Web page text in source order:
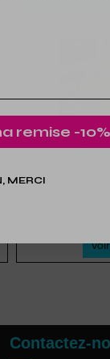
Voir
Contactez-
remise -10%
MERCI